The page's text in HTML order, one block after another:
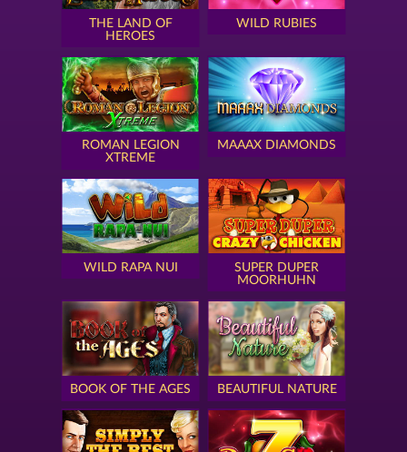
THE LAND OF
HEROES
WILD RUBIES
ROMAN LEGION
XTREME
MAAAX DIAMONDS
WILD RAPA NUI
SUPER DUPER
MOORHUHN
BOOK OF THE AGES BEAUTIFUL NATURE